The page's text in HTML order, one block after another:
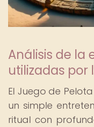
Análisis de la
utilizadas por
El Juego de
un simple
ritual con